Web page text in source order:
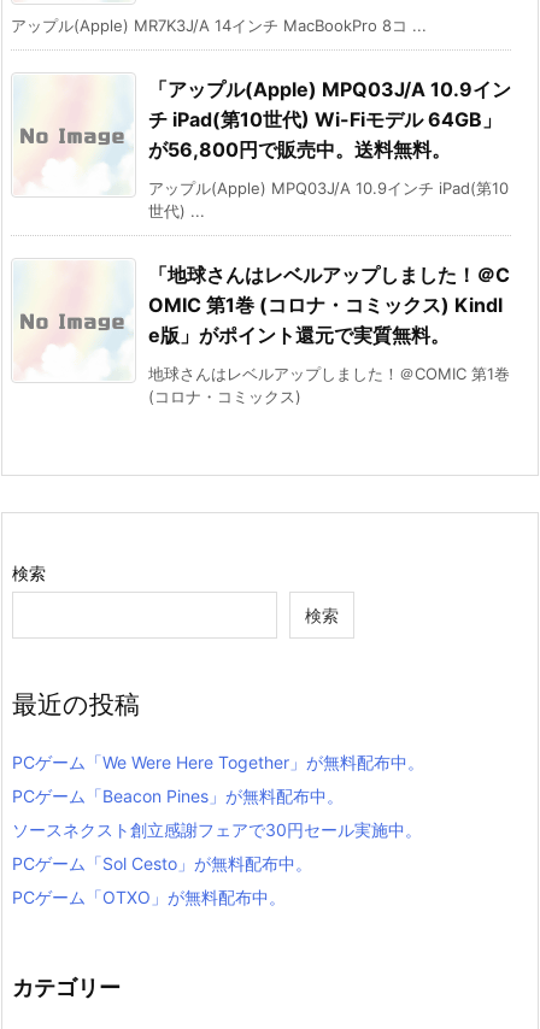
アップル(Apple) MR7K3J/A 14インチ MacBookPro 8コ ...
「アップル(Apple) MPQ03J/A 10.9イン
チ iPad(第10世代) Wi-Fiモデル 64GB」
が56,800円で販売中。送料無料。
アップル(Apple) MPQ03J/A 10.9インチ iPad(第10
世代) ...
「地球さんはレベルアップしました！＠C
OMIC 第1巻 (コロナ・コミックス) Kindl
e版」がポイント還元で実質無料。
地球さんはレベルアップしました！＠COMIC 第1巻
(コロナ・コミックス)
検索
検索
最近の投稿
PCゲーム「We Were Here Together」が無料配布中。
PCゲーム「Beacon Pines」が無料配布中。
ソースネクスト創立感謝フェアで30円セール実施中。
PCゲーム「Sol Cesto」が無料配布中。
PCゲーム「OTXO」が無料配布中。
カテゴリー